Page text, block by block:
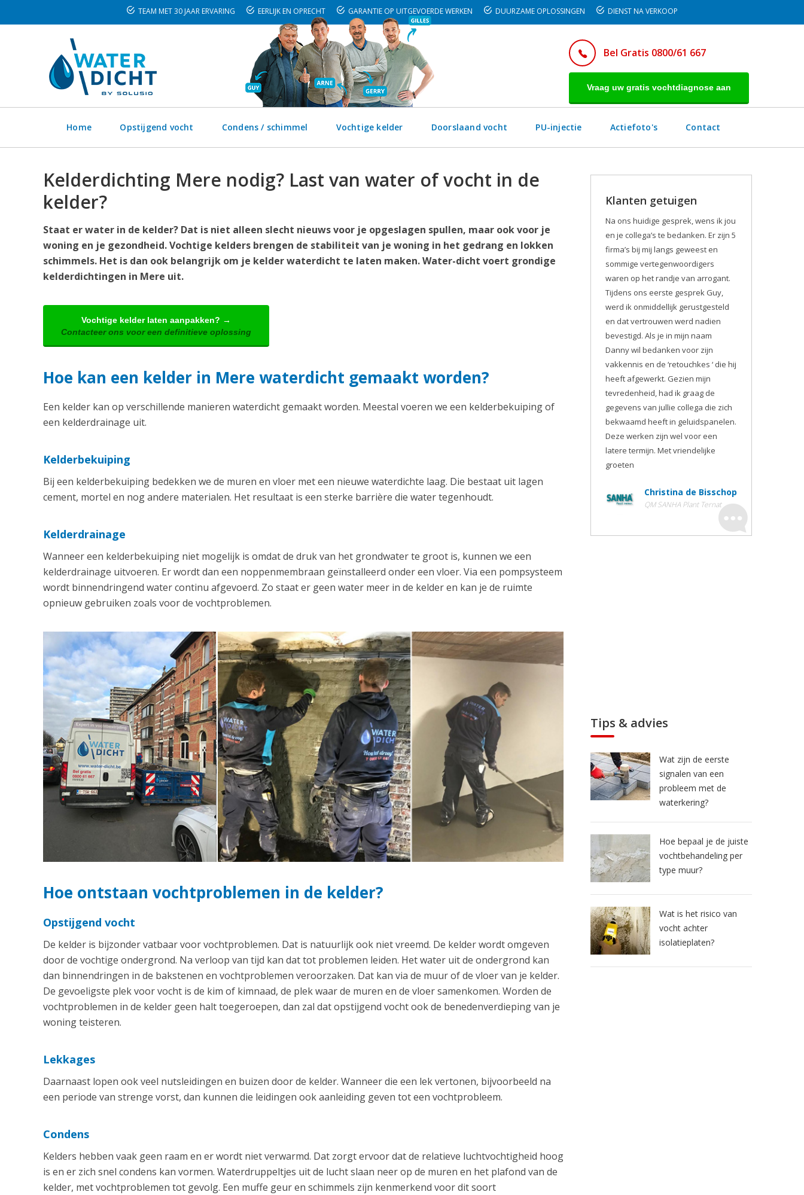
TEAM MET 30 JAAR ERVARING EERLIJK EN OPRECHT GARANTIE OP UITGEVOERDE WERKEN DUURZAME OPLOSSINGEN DIENST NA VERKOOP
Bel Gratis 0800/61 667
Vraag uw gratis vochtdiagnose aan
Home Opstijgend vocht Condens / schimmel Vochtige kelder Doorslaand vocht PU-injectie Actiefoto's Contact
Kelderdichting Mere nodig? Last van water of vocht in de
kelder?
Staat er water in de kelder? Dat is niet alleen slecht nieuws voor je opgeslagen spullen, maar ook voor je
woning en je gezondheid. Vochtige kelders brengen de stabiliteit van je woning in het gedrang en lokken
schimmels. Het is dan ook belangrijk om je kelder waterdicht te laten maken. Water-dicht voert grondige
kelderdichtingen in Mere uit.
Vochtige kelder laten aanpakken? →
Contacteer ons voor een definitieve oplossing
Hoe kan een kelder in Mere waterdicht gemaakt worden?
Een kelder kan op verschillende manieren waterdicht gemaakt worden. Meestal voeren we een kelderbekuiping of
een kelderdrainage uit.
Kelderbekuiping
Bij een kelderbekuiping bedekken we de muren en vloer met een nieuwe waterdichte laag. Die bestaat uit lagen
cement, mortel en nog andere materialen. Het resultaat is een sterke barrière die water tegenhoudt.
Kelderdrainage
Wanneer een kelderbekuiping niet mogelijk is omdat de druk van het grondwater te groot is, kunnen we een
kelderdrainage uitvoeren. Er wordt dan een noppenmembraan geïnstalleerd onder een vloer. Via een pompsysteem
wordt binnendringend water continu afgevoerd. Zo staat er geen water meer in de kelder en kan je de ruimte
opnieuw gebruiken zoals voor de vochtproblemen.
Hoe ontstaan vochtproblemen in de kelder?
Opstijgend vocht
De kelder is bijzonder vatbaar voor vochtproblemen. Dat is natuurlijk ook niet vreemd. De kelder wordt omgeven
door de vochtige ondergrond. Na verloop van tijd kan dat tot problemen leiden. Het water uit de ondergrond kan
dan binnendringen in de bakstenen en vochtproblemen veroorzaken. Dat kan via de muur of de vloer van je kelder.
De gevoeligste plek voor vocht is de kim of kimnaad, de plek waar de muren en de vloer samenkomen. Worden de
vochtproblemen in de kelder geen halt toegeroepen, dan zal dat opstijgend vocht ook de benedenverdieping van je
woning teisteren.
Lekkages
Daarnaast lopen ook veel nutsleidingen en buizen door de kelder. Wanneer die een lek vertonen, bijvoorbeeld na
een periode van strenge vorst, dan kunnen die leidingen ook aanleiding geven tot een vochtprobleem.
Condens
Kelders hebben vaak geen raam en er wordt niet verwarmd. Dat zorgt ervoor dat de relatieve luchtvochtigheid hoog
is en er zich snel condens kan vormen. Waterdruppeltjes uit de lucht slaan neer op de muren en het plafond van de
kelder, met vochtproblemen tot gevolg. Een muffe geur en schimmels zijn kenmerkend voor dit soort
Klanten getuigen
Na ons huidige gesprek, wens ik jou
en je collega’s te bedanken. Er zijn 5
firma’s bij mij langs geweest en
sommige vertegenwoordigers
waren op het randje van arrogant.
Tijdens ons eerste gesprek Guy,
werd ik onmiddellijk gerustgesteld
en dat vertrouwen werd nadien
bevestigd. Als je in mijn naam
Danny wil bedanken voor zijn
vakkennis en de ‘retouchkes ‘ die hij
heeft afgewerkt. Gezien mijn
tevredenheid, had ik graag de
gegevens van jullie collega die zich
bekwaamd heeft in geluidspanelen.
Deze werken zijn wel voor een
latere termijn. Met vriendelijke
groeten
Christina de Bisschop
QM SANHA Plant Ternat
Tips & advies
Wat zijn de eerste
signalen van een
probleem met de
waterkering?
Hoe bepaal je de juiste
vochtbehandeling per
type muur?
Wat is het risico van
vocht achter
isolatieplaten?